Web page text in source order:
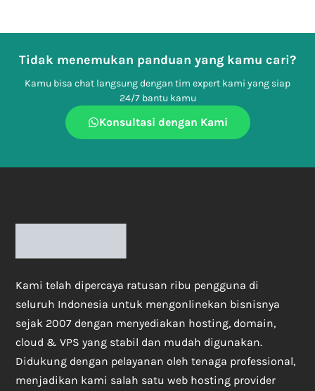
Tidak menemukan panduan yang kamu cari?
Kamu bisa chat langsung dengan tim expert kami yang siap
24/7 bantu kamu
Konsultasi dengan Kami
Kami telah dipercaya ratusan ribu pengguna di
seluruh Indonesia untuk mengonlinekan bisnisnya
sejak 2007 dengan menyediakan hosting, domain,
cloud & VPS yang stabil dan mudah digunakan.
Didukung dengan pelayanan oleh tenaga professional,
menjadikan kami salah satu web hosting provider